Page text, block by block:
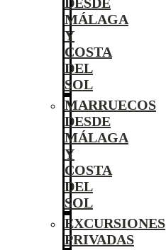
MÁLAGA
Y
COSTA
DEL
SOL
MARRUECOS
DESDE
MÁLAGA
Y
COSTA
DEL
SOL
EXCURSIONES
PRIVADAS